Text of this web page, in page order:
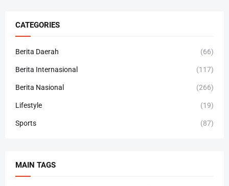
CATEGORIES
Berita Daerah (66)
Berita Internasional (117)
Berita Nasional (266)
Lifestyle (19)
Sports (87)
MAIN TAGS